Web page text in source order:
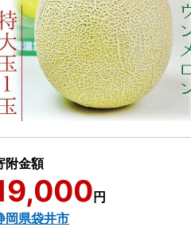
附金額
円
岡県袋井市